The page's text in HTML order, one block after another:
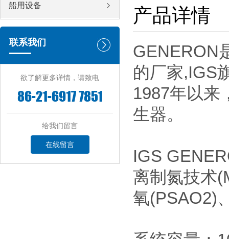
船用设备
联系我们
欲了解更多详情，请致电
86-21-6917 7851
给我们留言
在线留言
产品详情
GENERON
的厂家,IGS
1987年以来
生器。
IGS
离制氮技术
氧(PSAO2)